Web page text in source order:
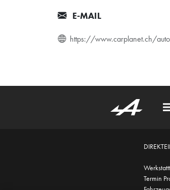
E-MAIL
https://www.carplanet.ch/
Termin